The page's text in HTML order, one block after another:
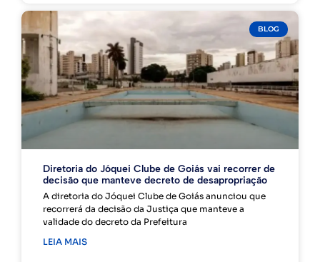
BLOG
Diretoria do Jóquei Clube de Goiás vai recorrer de
decisão que manteve decreto de desapropriação
A diretoria do Jóquei Clube de Goiás anunciou que
recorrerá da decisão da Justiça que manteve a
validade do decreto da Prefeitura
LEIA MAIS